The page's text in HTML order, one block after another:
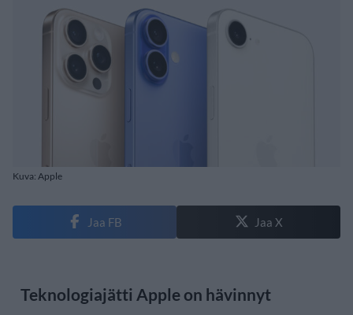
Kuva: Apple
Jaa FB Jaa X
Teknologiajätti Apple on hävinnyt